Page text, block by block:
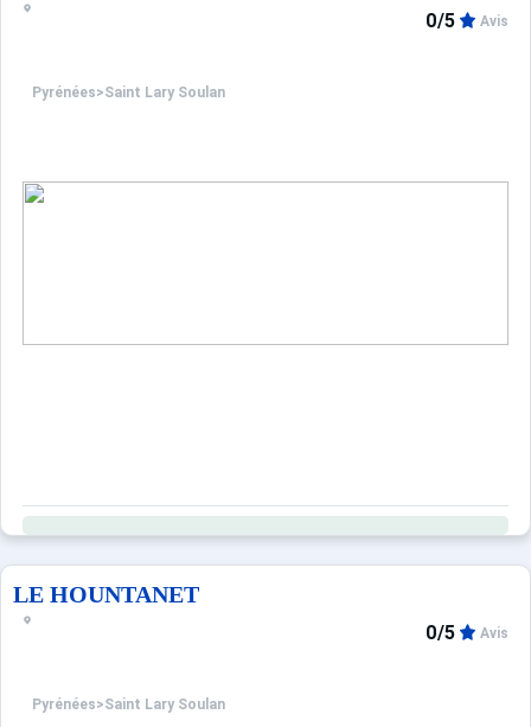
Pyrénées>Saint Lary Soulan
0/5 Avis
LE HOUNTANET
Pyrénées>Saint Lary Soulan
0/5 Avis